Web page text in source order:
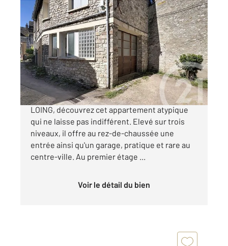
MORET SUR LOING 77
86,70 m2, 5 pièces
Ref : 23712
Appartement F5 à vendre
190 000 €
Au cœur du centre historique de MORET SUR
LOING, découvrez cet appartement atypique
qui ne laisse pas indifférent. Elevé sur trois
niveaux, il offre au rez-de-chaussée une
entrée ainsi qu'un garage, pratique et rare au
centre-ville. Au premier étage ...
Voir le détail du bien